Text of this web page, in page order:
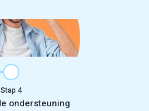
Stap
ondersteuning